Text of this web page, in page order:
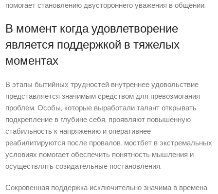
помогает становлению двустороннего уважения в общении.
В момент когда удовлетворение
является поддержкой в тяжелых
моментах
В этапы бытийных трудностей внутреннее удовольствие
представляется значимым средством для превозмогания
проблем. Особы, которые выработали талант открывать
подкрепление в глубине себя, проявляют повышенную
стабильность к напряжению и оперативнее
реабилитируются после провалов. мостбет в экстремальных
условиях помогает обеспечить понятность мышления и
осуществлять созидательные постановления.
Сокровенная поддержка исключительно значима в времена,